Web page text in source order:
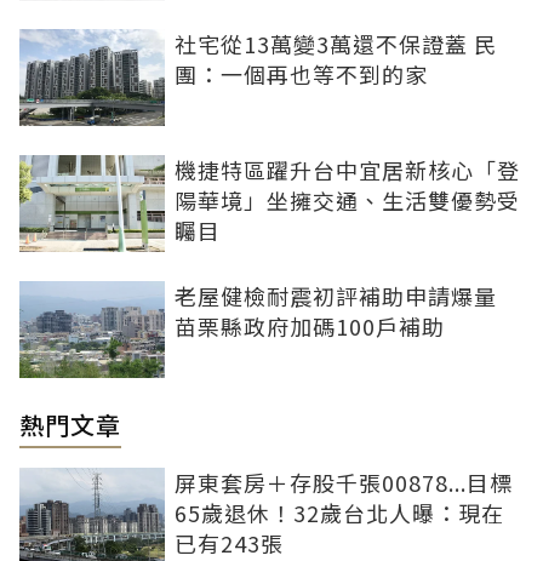
社宅從13萬變3萬還不保證蓋 民
團：一個再也等不到的家
機捷特區躍升台中宜居新核心「登
陽華境」坐擁交通、生活雙優勢受
矚目
老屋健檢耐震初評補助申請爆量
苗栗縣政府加碼100戶補助
熱門文章
屏東套房＋存股千張00878...目標
65歲退休！32歲台北人曝：現在
已有243張